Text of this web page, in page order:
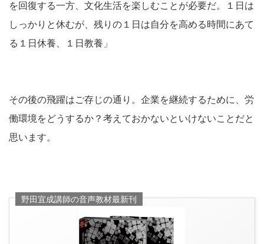
を回復する一方、文化生活を楽しむことが必要だ。１日は
しっかりと休むが、残りの１日は自分を高める時間にあて
る１日休養、１日教養」
その後の飛躍はご存じの通り。企業を継続するために、労
働環境をどうするか？考えておかないといけないことだと
思います。
野田宜成講師の音声教材最新刊